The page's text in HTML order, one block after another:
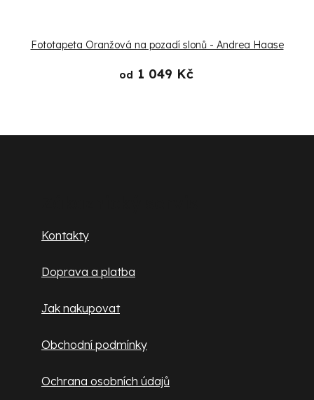
Fototapeta Oranžová na pozadí slonů - Andrea Haase
od 1 049 Kč
Kontakty
Doprava a platba
Jak nakupovat
Obchodní podmínky
Ochrana osobních údajů